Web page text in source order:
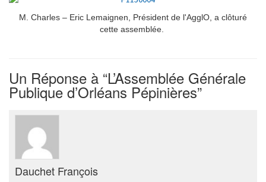
M. Charles – Eric Lemaignen, Président de l'AgglO, a clôturé
cette assemblée.
Un Réponse à “L’Assemblée Générale
Publique d’Orléans Pépinières”
Dauchet François